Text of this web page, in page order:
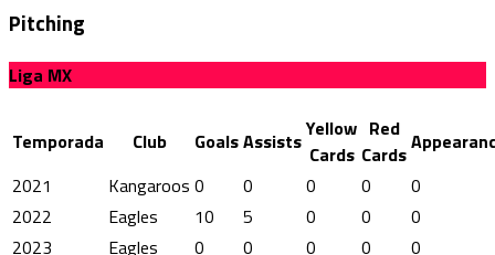
Pitching
Liga MX
Temporada Club GoalsAssistsYellow
Cards
Red
Cards
2021
Kangaroos 0 0 0 0
0
2022
Eagles 10 5 0 0
0
2023
Eagles 0 0 0 0
0